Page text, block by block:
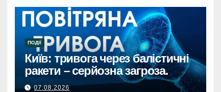
ПОДІЇ
Київ: тривога через балістичні
ракети – серйозна загроза.
07.08.2026